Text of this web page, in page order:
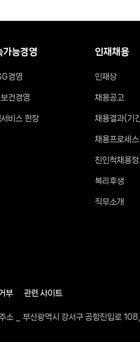
가능경영
경영
건경영
비스 헌장
인재채용
인재상
채용공고
채용결과(기
채용프로세스
친인척채용
복리후생
직무소개
부 관련 사이트
_ 부산광역시 강서구 공항진입로